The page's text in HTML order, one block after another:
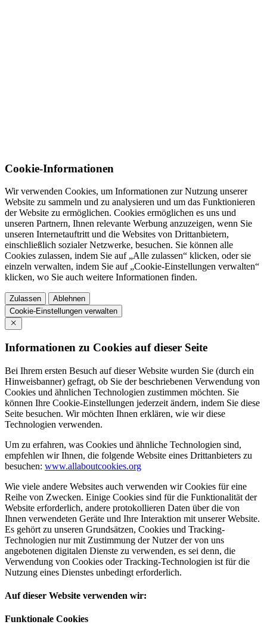
Cookie-Informationen
Wir verwenden Cookies, um Informationen zur Nutzung unserer
Website zu sammeln und zu analysieren und um das Funktionieren
der Website zu ermöglichen. Cookies ermöglichen es uns und
unseren Partnern, Ihnen relevante Werbung anzuzeigen, wenn Sie
unseren Internetauftritt und die Websites von Drittanbietern,
einschließlich sozialer Netzwerke, besuchen. Sie können alle
Cookies zulassen, indem Sie auf „Alle zulassen“ klicken, oder sie
einzeln verwalten, indem Sie auf „Cookie-Einstellungen verwalten“
klicken, wo Sie auch weitere Informationen finden.
Zulassen
Ablehnen
Cookie-Einstellungen verwalten
Informationen zu Cookies auf dieser Seite
Bei Ihrem ersten Besuch auf dieser Website wurden Sie (durch ein
Hinweisbanner) gefragt, ob Sie der beschriebenen Verwendung von
Cookies und ähnlichen Technologien zustimmen möchten. Sie
können Ihre Cookie-Einstellungen jederzeit ändern, indem Sie diese
Seite besuchen. Wir möchten Ihnen erklären, wie wir diese
Technologien verwenden.
Um zu erfahren, was Cookies und ähnliche Technologien sind,
empfehlen wir Ihnen, die folgende Website eines Drittanbieters zu
besuchen: www.allaboutcookies.org
Wie viele andere Websites auch verwenden wir Cookies für eine
Reihe von Zwecken. Einige Cookies sind für die Funktionalität der
Website erforderlich, andere protokollieren Daten über die von
Ihnen verwendeten Geräte und Ihre Interaktion mit unserer Website.
Es gehört zu unseren Grundsätzen, Cookies und Tracking-
Technologien nur mit Zustimmung der Nutzer der von uns
angebotenen digitalen Dienste zu verwenden, es sei denn, die
Verwendung von Cookies oder Tracking-Technologien ist für die
Nutzung eines Dienstes unbedingt erforderlich.
Auf dieser Website verwenden wir:
Funktionale Cookies